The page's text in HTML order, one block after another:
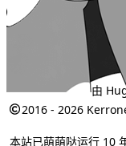
由
2016 - 2026
本站已萌萌哒运行 10